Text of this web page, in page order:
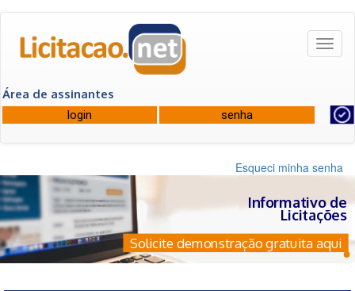
Área de assinantes
Esqueci minha senha
Informativo de
Licitações
Solicite demonstração gratuita aqui